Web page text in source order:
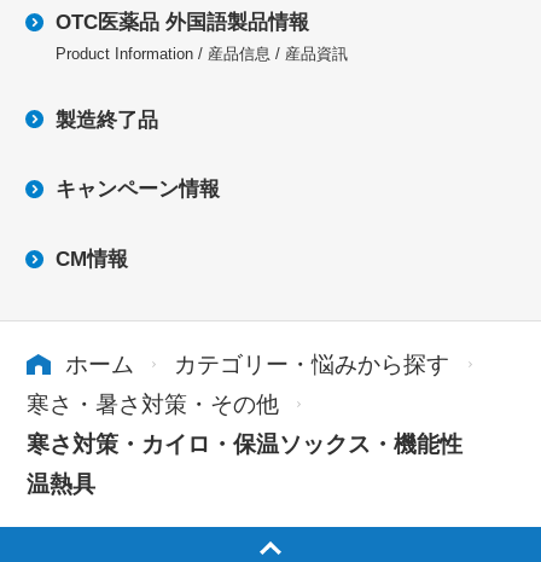
OTC医薬品 外国語製品情報
Product Information / 産品信息 / 産品資訊
製造終了品
キャンペーン情報
CM情報
ホーム
カテゴリー・悩みから探す
寒さ・暑さ対策・その他
寒さ対策・カイロ・保温ソックス・機能性
温熱具